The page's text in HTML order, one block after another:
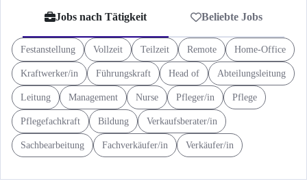
Jobs nach Tätigkeit Beliebte Jobs
Festanstellung Vollzeit Teilzeit Remote Home-Office
Kraftwerker/in Führungskraft Head of Abteilungsleitung
Leitung Management Nurse Pfleger/in Pflege
Pflegefachkraft Bildung Verkaufsberater/in
Sachbearbeitung Fachverkäufer/in Verkäufer/in